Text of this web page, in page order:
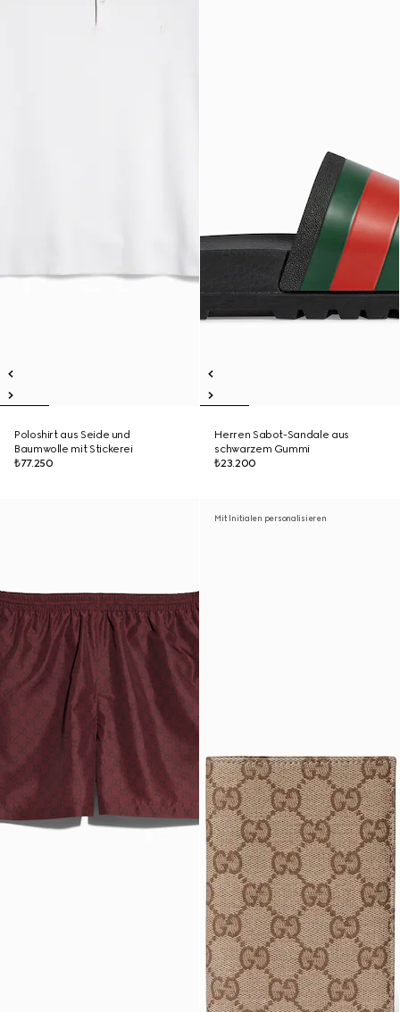
Poloshirt aus Seide und
Baumwolle mit Stickerei
₺77.250
Herren Sabot-Sandale aus
schwarzem Gummi
₺23.200
Mit Initialen personalisieren